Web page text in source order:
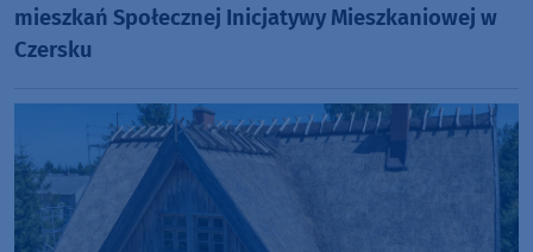
mieszkań Społecznej Inicjatywy Mieszkaniowej w
Czersku